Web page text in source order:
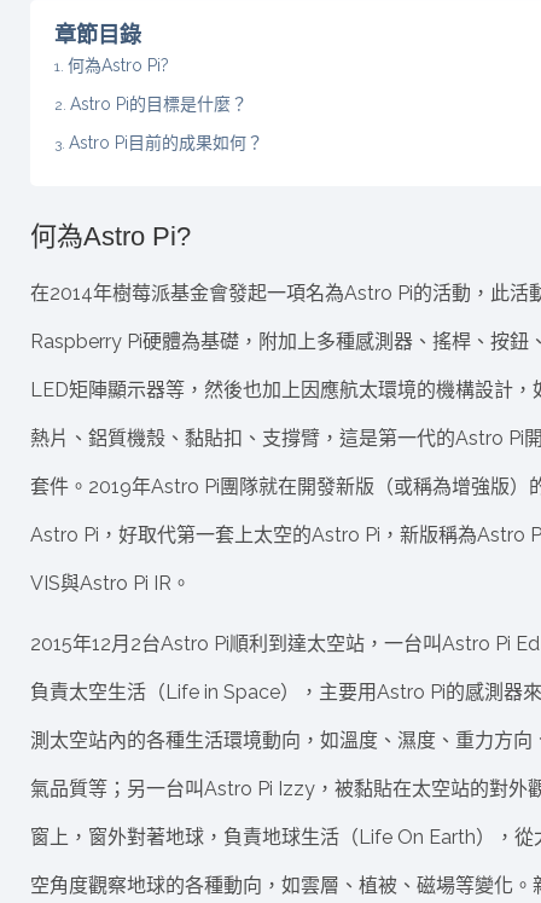
章節目錄
何為Astro Pi?
Astro Pi的目標是什麼？
Astro Pi目前的成果如何？
何為Astro Pi?
在2014年樹莓派基金會發起一項名為Astro Pi的活動，此活
Raspberry Pi硬體為基礎，附加上多種感測器、搖桿、按鈕
LED矩陣顯示器等，然後也加上因應航太環境的機構設計，
熱片、鋁質機殼、黏貼扣、支撐臂，這是第一代的Astro Pi
套件。2019年Astro Pi團隊就在開發新版（或稱為增強版）
Astro Pi，好取代第一套上太空的Astro Pi，新版稱為Astro
VIS與Astro Pi IR。
2015年12月2台Astro Pi順利到達太空站，一台叫Astro Pi
負責太空生活（Life in Space），主要用Astro Pi的感測器
測太空站內的各種生活環境動向，如溫度、濕度、重力方向
氣品質等；另一台叫Astro Pi Izzy，被黏貼在太空站的對外
窗上，窗外對著地球，負責地球生活（Life On Earth），從
空角度觀察地球的各種動向，如雲層、植被、磁場等變化。